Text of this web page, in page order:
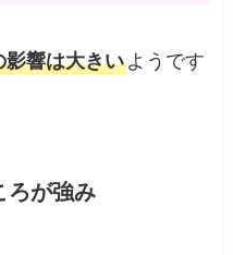
影響は大きいようです
ろが強み